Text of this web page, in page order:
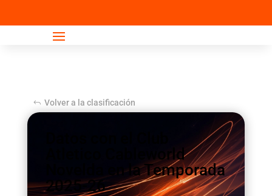
Volver a la clasificación
Atletico Cableworld
Novelda en la Temporada
2025-26